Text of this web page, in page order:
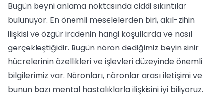
Bugün beyni anlama noktasında ciddi sıkıntılar
bulunuyor. En önemli meselelerden biri, akıl-zihin
ilişkisi ve özgür iradenin hangi koşullarda ve nasıl
gerçekleştiğidir. Bugün nöron dediğimiz beyin sinir
hücrelerinin özellikleri ve işlevleri düzeyinde önemli
bilgilerimiz var. Nöronları, nöronlar arası iletişimi ve
bunun bazı mental hastalıklarla ilişkisini iyi biliyoruz.